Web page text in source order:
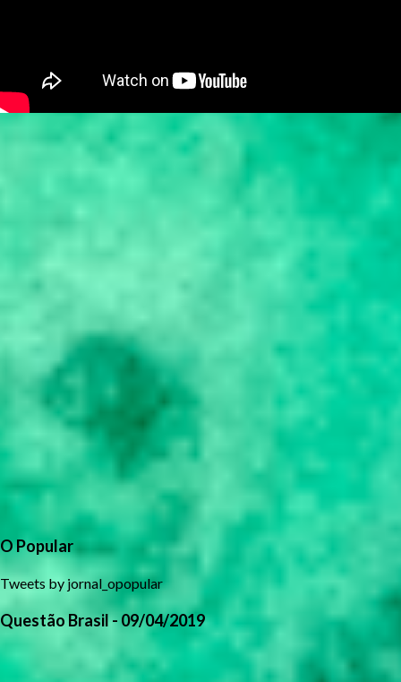
O Popular
Tweets by jornal_opopular
Questão Brasil - 09/04/2019